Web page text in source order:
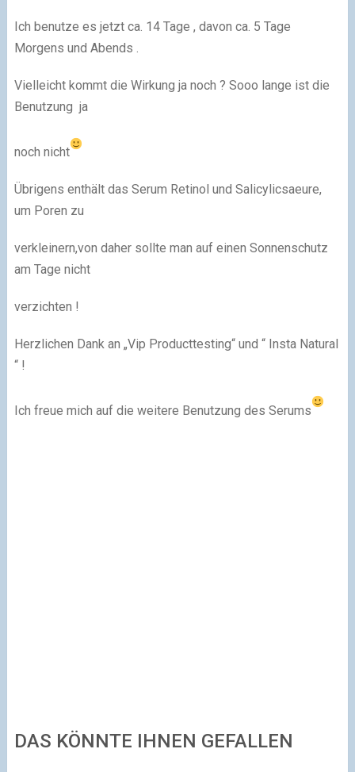
Ich benutze es jetzt ca. 14 Tage , davon ca. 5 Tage
Morgens und Abends .
Vielleicht kommt die Wirkung ja noch ? Sooo lange ist die
Benutzung ja
noch nicht
Übrigens enthält das Serum Retinol und Salicylicsaeure,
um Poren zu
verkleinern,von daher sollte man auf einen Sonnenschutz
am Tage nicht
verzichten !
Herzlichen Dank an „Vip Producttesting“ und “ Insta Natural
“ !
Ich freue mich auf die weitere Benutzung des Serums
DAS KÖNNTE IHNEN GEFALLEN